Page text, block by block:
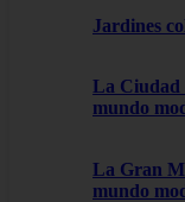
Jardines
La Ciudad
mundo
La Gran
mundo